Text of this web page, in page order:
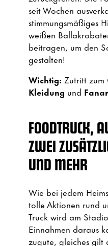
seit Wochen
stimmungsmäßiges
weißen
beitragen, um den
gestalten!
Wichtig: Zutritt zum
Kleidung und
FOODTRUCK,
ZWEI
UND MEHR
Wie bei jedem
tolle Aktionen rund
Truck wird am
Einnahmen daraus
zugute, gleiches